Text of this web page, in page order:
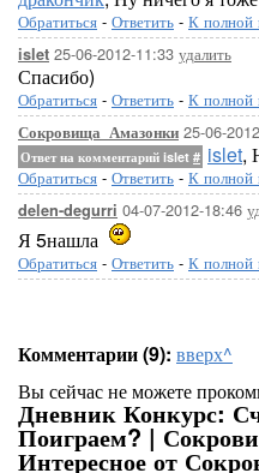
Обратиться - Ответить - К полной
islet 25-06-2012-11:33 удалить
Спасибо)
Обратиться - Ответить - К полной
Сокровища_Амазонки 25-06-
Ответ на комментарий islet # islet,
Обратиться - Ответить - К полной
delen-degurri 04-07-2012-18:46
Я 5нашла
Обратиться - Ответить - К полной
Комментарии (9): вверх^
Вы сейчас не можете
Дневник Конкурс:
Поиграем? |
Интересное от